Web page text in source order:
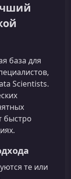
база для
Scientists.
быстро
те или